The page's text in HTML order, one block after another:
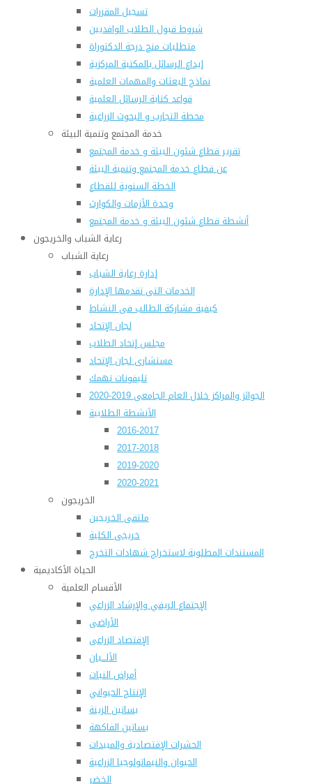
تسجيل المقررات
شروط قبول الطلاب الوافديين
متطلبات منح درجة الدكتوراة
إيداع الرسائل بالمكتبة المركزية
نماذج البعثات والمهمات العلمية
قواعد كتابة الرسائل العلمية
محطة التجارب و البحوث الزراعية
خدمة المجتمع وتنمية البيئة
تقرير قطاع شئون البيئة و خدمة المجتمع
عن قطاع خدمة المجتمع وتنمية البيئة
الخطة السنوية للقطاع
وحدة الأزمات والكوارث
أنشطة قطاع شئون البيئة و خدمة المجتمع
رعاية الشباب والخريجون
رعاية الشباب
إدارة رعاية الشباب
الخدمات التى تقدمها الإدارة
كيفية مشاركة الطالب فى النشاط
لجان الإتحاد
مجلس إتحاد الطلاب
مستشارى لجان الإتحاد
تليفونات تهمك
الجوائز والمراكز خلال العام الجامعى 2019-2020
الأنشطة الطلابية
2016-2017
2017-2018
2019-2020
2020-2021
الخريجون
ملتقى الخريجين
خريجى الكلية
المستندات المطلوبة لاستخراج شهادات التخرج
الحياة الأكاديمية
الأقسام العلمية
الإجتماع الريفي والإرشاد الزراعي
الأراضى
الإقتصاد الزراعى
الألـــبان
أمراض النبات
الإنتاج الحيواني
بساتين الزينة
بساتين الفاكهة
الحشرات الإقتصادية والمبيدات
الحيوان والنيماتولوجيا الزراعية
الخضر